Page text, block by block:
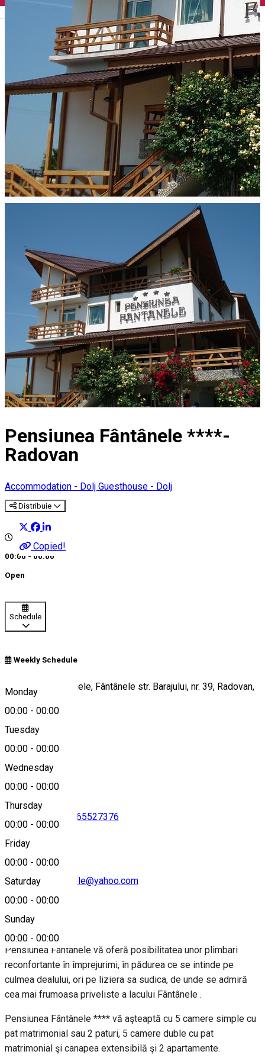
Pensiunea Fântânele ****-
Radovan
Accommodation - Dolj Guesthouse - Dolj
Distribuie
Copied!
00:00 - 00:00
Open
Schedule
Weekly Schedule
Monday
00:00 - 00:00
Tuesday
00:00 - 00:00
Wednesday
00:00 - 00:00
Thursday
00:00 - 00:00
Friday
00:00 - 00:00
Saturday
00:00 - 00:00
Sunday
00:00 - 00:00
Pensiunea Fantanele, Fântânele str. Barajului, nr. 39, Radovan,
Dolj
Map
0765527376
pensiuneafantanele@yahoo.com
About
Pensiunea Fântânele vă oferă posibilitatea unor plimbari
reconfortante în împrejurimi, în pădurea ce se intinde pe
culmea dealului, ori pe liziera sa sudica, de unde se admiră
cea mai frumoasa priveliste a lacului Fântânele .
Pensiunea Fântânele **** vă aşteaptă cu 5 camere simple cu
pat matrimonial sau 2 paturi, 5 camere duble cu pat
matrimonial şi canapea extensibilă şi 2 apartamente.